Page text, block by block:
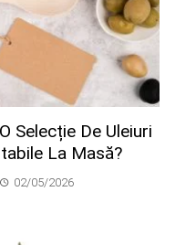
Selecție De Uleiuri
La Masă?
02/05/2026